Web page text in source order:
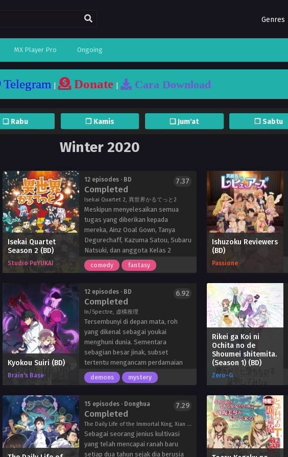
Genres
MX Player Pro Ongoing
Telegram Donate Cara Download
❏ Rabu ❐ Kamis ❏ Jum'at ❐ Sabtu
Winter 2020
Isekai Quartet
Season 2 (BD)
Studio PuYUKAI
12 episodes · BD
Completed
Isekai Quartet 2, 異世界かるてっと2
7.37
Meskipun menyelesaikan semua
tugas yang diberikan kepada
mereka, Ainz Ooal Gown, Tanya
Degurechaff, Kazuma Satou, Subaru
Natsuki, dan anggota Kelas 2
lainnya terkejut saat mengetahui
bahwa peran mereka sebagai siswa
sarana untuk kembali ke rumah,
kelas kepribadian eksentrik masih
secara misterius terjebak di dunia
asing. Meskipun, karena mereka
menjadi sangat menyukai satu sama
lain, menghabiskan lebih banyak
waktu bersama tidak terdengar
terlalu buruk.
Dengan kedatangan siswa pindahan
baru yang tak terduga, kejenakaan
kita terus berkembang. Dengan
demikian, kehidupan sekolah mereka
yang aneh namun acuh tak acuh
terus berlanjut.
comedy fantasy
Ishuzoku Reviewers
(BD)
Passione
Kyokou Suiri (BD)
Brain's Base
12 episodes · BD
Completed
In/Spectre, 虚構推理
6.92
Tersembunyi di depan mata, roh
yang dikenal sebagai youkai
menghuni dunia. Sementara
sebagian besar jinak, subset
tertentu mengancam perdamaian
renggang antara youkai dan umat
manusia. Sejak dia setuju untuk
mereka, Kotoko Iwanaga telah
melayani sebagai mediator antara
dua alam, menyelesaikan masalah
supernatural apa pun yang
menghadangnya.
Di rumah sakit setempat, Kotoko
demons mystery
Rikei ga Koi ni
Ochita no de
Shoumei shitemita.
(Season 1) (BD)
Zero-G
15 episodes · Donghua
Completed
The Daily Life of the Immortal King, Xian Wang de Ri Chang Sheng Huo, 仙王的日常生活
7.29
Sebagai seorang jenius kultivasi
yang telah mencapai ranah baru
setiap dua tahun sejak dia berusia